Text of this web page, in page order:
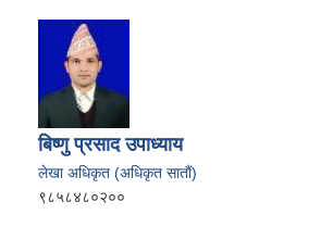
बिष्णु प्रसाद उपाध्याय
लेखा अधिकृत (अधिकृत साताैं)
९८५८४८०२००